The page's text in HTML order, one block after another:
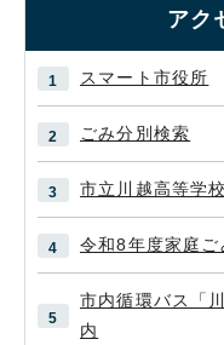
アク
スマート市役所
ごみ分別検索
市立川越高等学校
令和8年度家庭ご
市内循環バス「
内